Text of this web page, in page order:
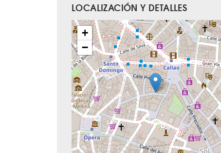
LOCALIZACIÓN Y DETALLES
+
−